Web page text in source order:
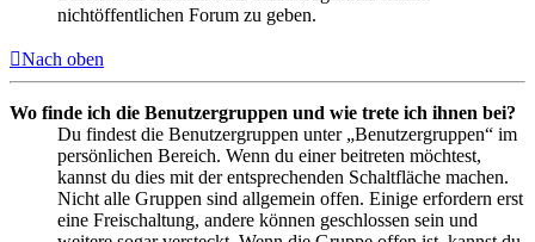
nichtöffentlichen Forum zu geben.
Nach oben
Wo finde ich die Benutzergruppen und wie trete ich ihnen bei?
Du findest die Benutzergruppen unter „Benutzergruppen“ im
persönlichen Bereich. Wenn du einer beitreten möchtest,
kannst du dies mit der entsprechenden Schaltfläche machen.
Nicht alle Gruppen sind allgemein offen. Einige erfordern erst
eine Freischaltung, andere können geschlossen sein und